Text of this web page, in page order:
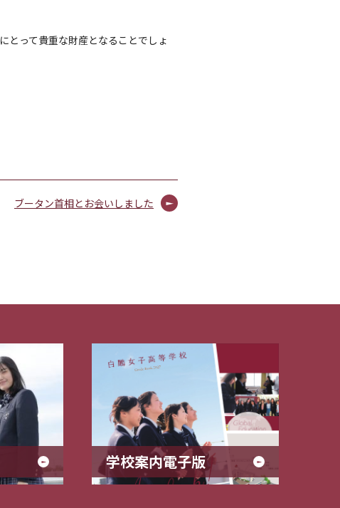
とって貴重な財産となることでしょ
ブータン首相とお会いしました
学校案内電子版